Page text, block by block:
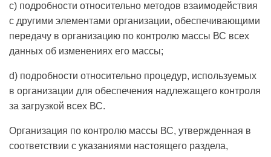
c) подробности относительно методов взаимодействия
с другими элементами организации, обеспечивающими
передачу в организацию по контролю массы ВС всех
данных об изменениях его массы;
d) подробности относительно процедур, используемых
в организации для обеспечения надлежащего контроля
за загрузкой всех ВС.
Организация по контролю массы ВС, утвержденная в
соответствии с указаниями настоящего раздела,